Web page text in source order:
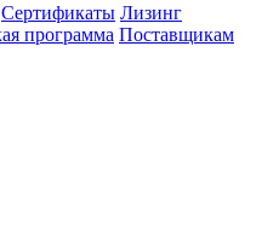
Сертификаты Лизинг
программа Поставщикам